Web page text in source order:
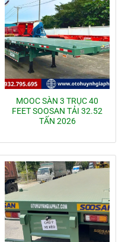
MOOC SÀN 3 TRỤC 40
FEET SOOSAN TẢI 32.52
TẤN 2026